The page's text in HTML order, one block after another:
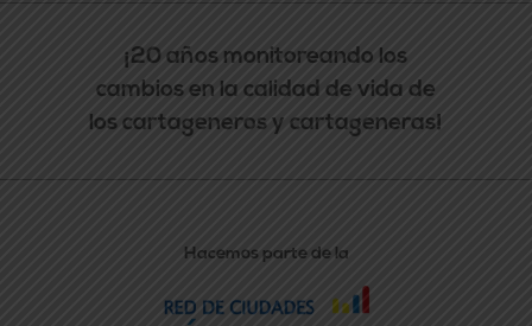
¡20 años monitoreando los
cambios en la calidad de vida de
los cartageneros y cartageneras!
Hacemos parte de la